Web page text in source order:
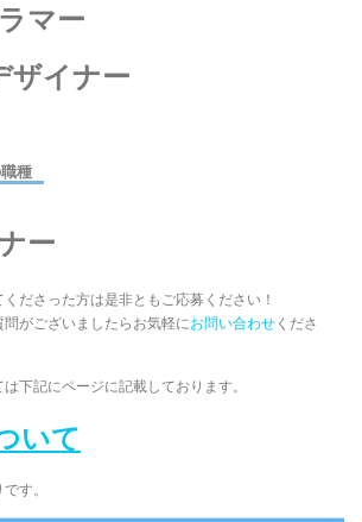
マー
ザイナー
種
ー
ださった方は是非ともご応募ください！
がございましたらお気軽にお問い合わせくださ
下記にページに記載しております。
いて
す。